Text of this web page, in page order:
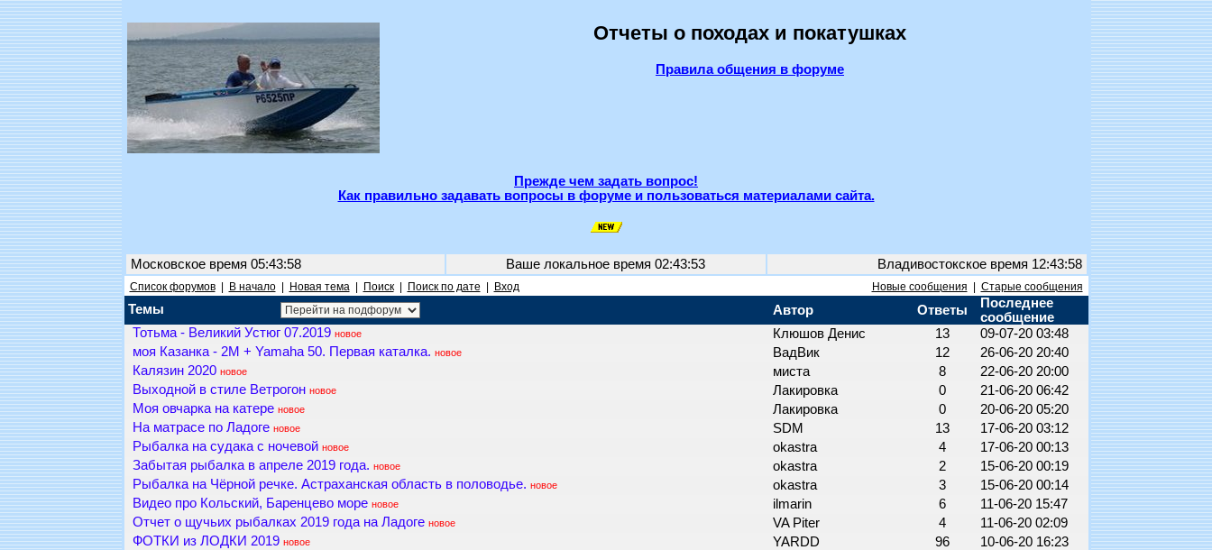
Отчеты о походах и покатушках
Правила общения в форуме
Прежде чем задать вопрос!
Как правильно задавать вопросы в форуме и пользоваться материалами сайта.
Московское время 05:43:58 Ваше локальное время 02:43:53 Владивостокское время 12:43:58
Список форумов| В начало| Новая тема| Поиск| Поиск по дате Вход Новые сообщения Старые сообщения
Темы Автор Ответы
Последнее
сообщение
Тотьма - Великий Устюг 07.2019 новое Клюшов Денис 13
09-07-20 03:48
моя Казанка - 2М + Yamaha 50. Первая каталка. новое ВадВик 12
26-06-20 20:40
Калязин 2020 новое миста 8
22-06-20 20:00
Выходной в стиле Ветрогон новое Лакировка 0
21-06-20 06:42
Моя овчарка на катере новое Лакировка 0
20-06-20 05:20
На матрасе по Ладоге новое SDM 13
17-06-20 03:12
Рыбалка на судака с ночевой новое okastra 4
17-06-20 00:13
Забытая рыбалка в апреле 2019 года. новое okastra 2
15-06-20 00:19
Рыбалка на Чёрной речке. Астраханская область в половодье. новое okastra 3
15-06-20 00:14
Видео про Кольский, Баренцево море новое ilmarin 6
11-06-20 15:47
Отчет о щучьих рыбалках 2019 года на Ладоге новое VA Piter 4
11-06-20 02:09
ФОТКИ из ЛОДКИ 2019 новое YARDD 96
10-06-20 16:23